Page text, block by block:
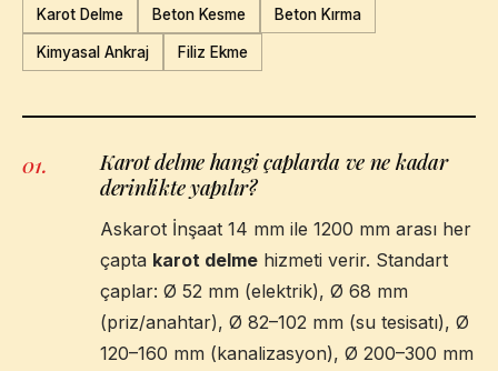
Karot Delme Beton Kesme Beton Kırma
Kimyasal Ankraj Filiz Ekme
01.
Karot delme hangi çaplarda ve ne kadar
derinlikte yapılır?
Askarot İnşaat 14 mm ile 1200 mm arası her
çapta karot delme hizmeti verir. Standart
çaplar: Ø 52 mm (elektrik), Ø 68 mm
(priz/anahtar), Ø 82–102 mm (su tesisatı), Ø
120–160 mm (kanalizasyon), Ø 200–300 mm